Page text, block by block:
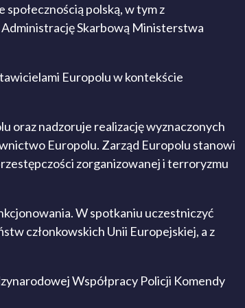
społecznością polską, w tym z
Administrację Skarbową Ministerstwa
Europolu w kontekście
oraz nadzoruje realizację wyznaczonych
Europolu. Zarząd Europolu stanowi
zorganizowanej i terroryzmu
W spotkaniu uczestniczyć
członkowskich Unii Europejskiej, a z
Współpracy Policji Komendy